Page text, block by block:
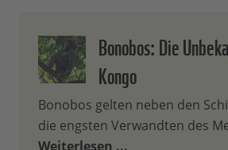
Bonobos: Die
Kongo
Bonobos gelten neben den
die engsten Verwandten des
Weiterlesen ...